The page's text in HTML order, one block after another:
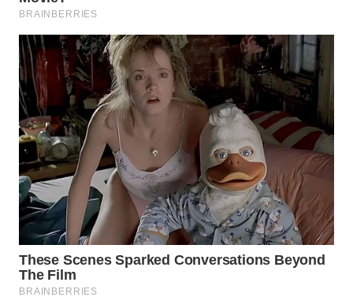
WN
TIMUR
WN
SEMARANG
WN
SOLO
WN
BOROBUDUR
WN
MADURA